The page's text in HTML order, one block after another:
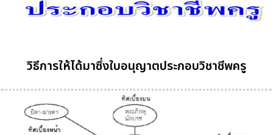
วิธีการให้ได้มาซึ่งใบอนุญาตประกอบวิชาชีพครู